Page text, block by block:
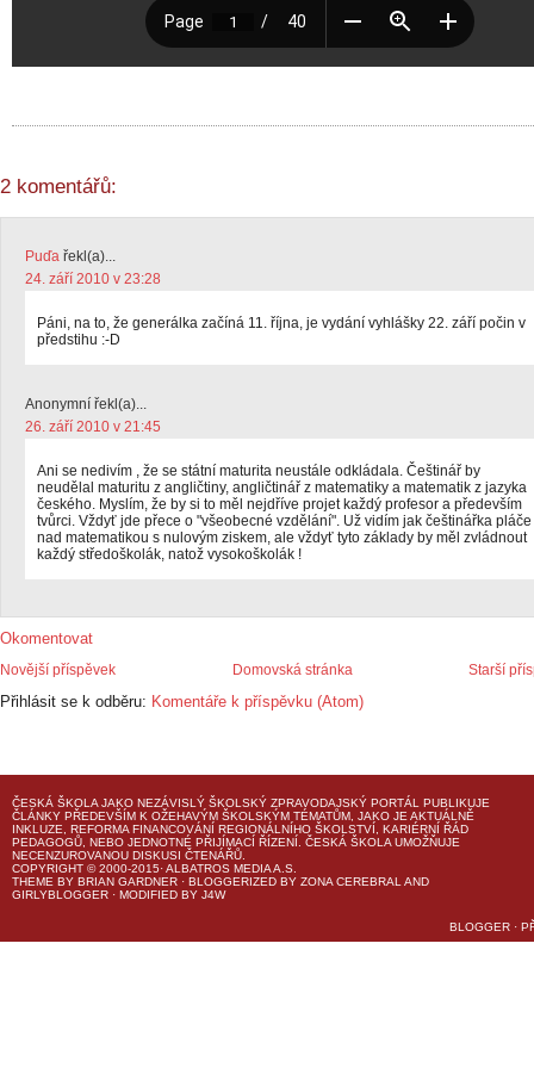
2 komentářů:
Puďa řekl(a)...
24. září 2010 v 23:28
Páni, na to, že generálka začíná 11. října, je vydání vyhlášky 22. září počin v
předstihu :-D
Anonymní řekl(a)...
26. září 2010 v 21:45
Ani se nedivím , že se státní maturita neustále odkládala. Češtinář by
neudělal maturitu z angličtiny, angličtinář z matematiky a matematik z jazyka
českého. Myslím, že by si to měl nejdříve projet každý profesor a především
tvůrci. Vždyť jde přece o "všeobecné vzdělání". Už vidím jak češtinářka pláče
nad matematikou s nulovým ziskem, ale vždyť tyto základy by měl zvládnout
každý středoškolák, natož vysokoškolák !
Okomentovat
Novější příspěvek Starší
Domovská stránka
Přihlásit se k odběru: Komentáře k příspěvku (Atom)
ČESKÁ ŠKOLA JAKO NEZÁVISLÝ ŠKOLSKÝ ZPRAVODAJSKÝ PORTÁL PUBLIKUJE
ČLÁNKY PŘEDEVŠÍM K OŽEHAVÝM ŠKOLSKÝM TÉMATŮM, JAKO JE AKTUÁLNĚ
INKLUZE, REFORMA FINANCOVÁNÍ REGIONÁLNÍHO ŠKOLSTVÍ, KARIÉRNÍ ŘÁD
PEDAGOGŮ, NEBO JEDNOTNÉ PŘIJÍMACÍ ŘÍZENÍ. ČESKÁ ŠKOLA UMOŽŇUJE
NECENZUROVANOU DISKUSI ČTENÁŘŮ.
COPYRIGHT © 2000-2015· ALBATROS MEDIA A.S.
THEME BY BRIAN GARDNER · BLOGGERIZED BY ZONA CEREBRAL AND
GIRLYBLOGGER · MODIFIED BY J4W
BLOGGER ·